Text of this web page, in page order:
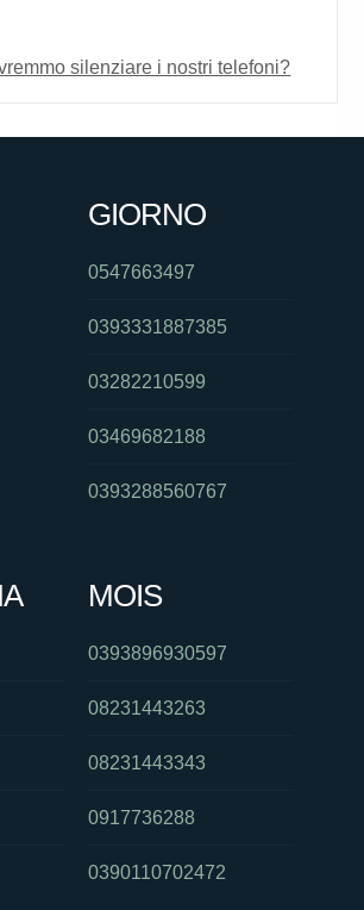
silenziare i nostri telefoni?
GIORNO
0547663497
0393331887385
03282210599
03469682188
0393288560767
MOIS
0393896930597
08231443263
08231443343
0917736288
0390110702472